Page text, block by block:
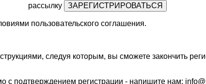
рассылку
пользовательского соглашения.
следуя которым, вы сможете закончить
с подтверждением регистрации - напишите нам: